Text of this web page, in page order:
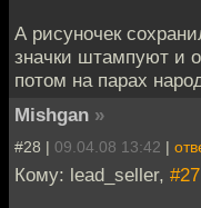
А рисуночек
значки штампуют и
потом на парах
Mishgan »
#28 | 09.04.08 13:42 |
Кому: lead_seller, #27